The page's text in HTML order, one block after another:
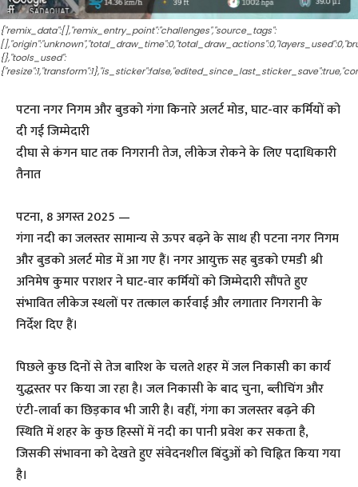
{"remix_data":[],"remix_entry_point":"challenges","source_tags":
{},"tools_used":
पटना नगर निगम और बुडको गंगा किनारे अलर्ट मोड, घाट-वार कर्मियों को
दी गई जिम्मेदारी
दीघा से कंगन घाट तक निगरानी तेज, लीकेज रोकने के लिए पदाधिकारी
तैनात
पटना, 8 अगस्त 2025 —
गंगा नदी का जलस्तर सामान्य से ऊपर बढ़ने के साथ ही पटना नगर निगम
और बुडको अलर्ट मोड में आ गए हैं। नगर आयुक्त सह बुडको एमडी श्री
अनिमेष कुमार पराशर ने घाट-वार कर्मियों को जिम्मेदारी सौंपते हुए
संभावित लीकेज स्थलों पर तत्काल कार्रवाई और लगातार निगरानी के
निर्देश दिए हैं।
पिछले कुछ दिनों से तेज बारिश के चलते शहर में जल निकासी का कार्य
युद्धस्तर पर किया जा रहा है। जल निकासी के बाद चुना, ब्लीचिंग और
एंटी-लार्वा का छिड़काव भी जारी है। वहीं, गंगा का जलस्तर बढ़ने की
स्थिति में शहर के कुछ हिस्सों में नदी का पानी प्रवेश कर सकता है,
जिसकी संभावना को देखते हुए संवेदनशील बिंदुओं को चिह्नित किया गया
है।